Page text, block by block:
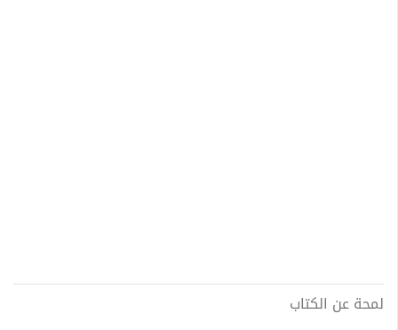
لمحة عن الكتاب